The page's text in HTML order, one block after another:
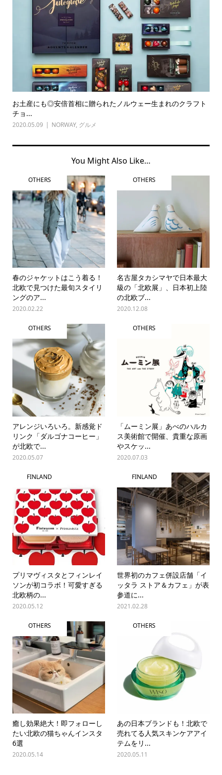
お土産にも◎安倍首相に贈られたノルウェー生まれのクラフト
チョ...
2020.05.09 NORWAY, グルメ
You Might Also Like…
OTHERS
春のジャケットはこう着る！
北欧で見つけた最旬スタイリ
ングのア...
2020.02.22
OTHERS
名古屋タカシマヤで日本最大
級の「北欧展」、日本初上陸
の北欧ブ...
2020.12.08
OTHERS
アレンジいろいろ。新感覚ド
リンク「ダルゴナコーヒー」
が北欧で...
2020.05.07
OTHERS
「ムーミン展」あべのハルカ
ス美術館で開催、貴重な原画
やスケッ...
2020.07.03
FINLAND
プリマヴィスタとフィンレイ
ソンが初コラボ！可愛すぎる
北欧柄の...
2020.05.12
FINLAND
世界初のカフェ併設店舗「イ
ッタラ ストア＆カフェ」が表
参道に...
2021.02.28
OTHERS
癒し効果絶大！即フォローし
たい北欧の猫ちゃんインスタ
6選
2020.05.14
OTHERS
あの日本ブランドも！北欧で
売れてる人気スキンケアアイ
テムをリ...
2020.05.11